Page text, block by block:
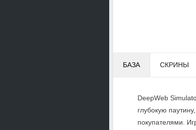
БАЗА СКРИНЫ
DeepWeb
глубокую
покупателями.